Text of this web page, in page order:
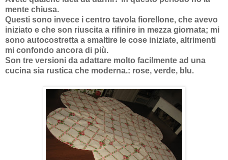
mente chiusa.
Questi sono invece i centro tavola fiorellone, che avevo
iniziato e che son riuscita a rifinire in mezza giornata; mi
sono autocostretta a smaltire le cose iniziate, altrimenti
mi confondo ancora di più.
Son tre versioni da adattare molto facilmente ad una
cucina sia rustica che moderna.: rose, verde, blu.